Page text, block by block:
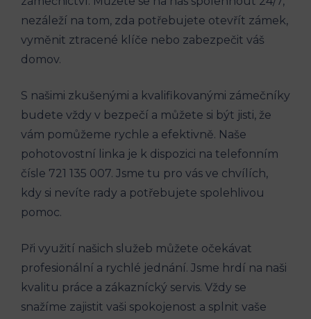
nezáleží na tom, zda potřebujete otevřít zámek,
vyměnit ztracené klíče nebo zabezpečit váš
domov.
S našimi zkušenými a kvalifikovanými zámečníky
budete vždy v bezpečí a můžete si být jisti, že
vám pomůžeme rychle a efektivně. Naše
pohotovostní linka je k dispozici na telefonním
čísle 721 135 007. Jsme tu pro vás ve chvílích,
kdy si nevíte rady a potřebujete spolehlivou
pomoc.
Při využití našich služeb můžete očekávat
profesionální a rychlé jednání. Jsme hrdí na naši
kvalitu práce a zákaznícký servis. Vždy se
snažíme zajistit vaši spokojenost a splnit vaše